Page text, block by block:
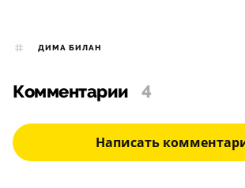
ДИМА БИЛАН
Комментарии 4
Написать